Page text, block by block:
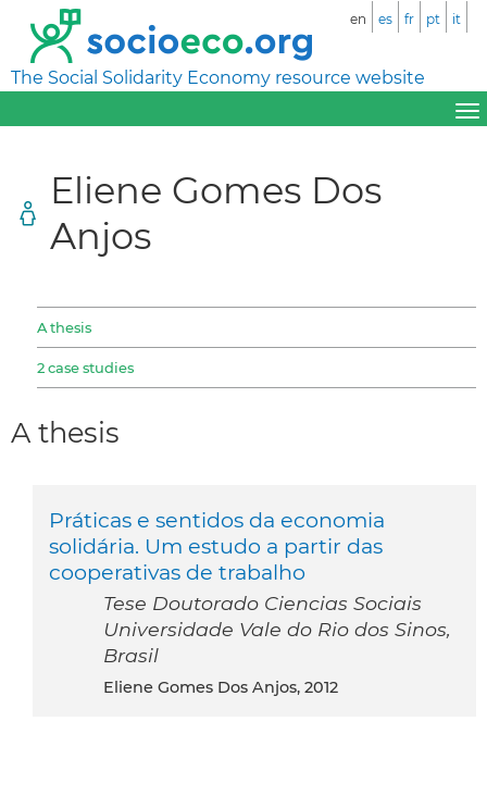
The Social Solidarity Economy resource website
en es fr pt it
Eliene Gomes Dos
Anjos
A thesis
2 case studies
A thesis
Práticas e sentidos da economia
solidária. Um estudo a partir das
cooperativas de trabalho
Tese Doutorado Ciencias Sociais
Universidade Vale do Rio dos Sinos,
Brasil
Eliene Gomes Dos Anjos, 2012